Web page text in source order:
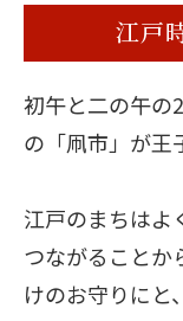
江戸
初午と二の午の
の「凧市」が王
江戸のまちはよ
つながることか
けのお守りにと